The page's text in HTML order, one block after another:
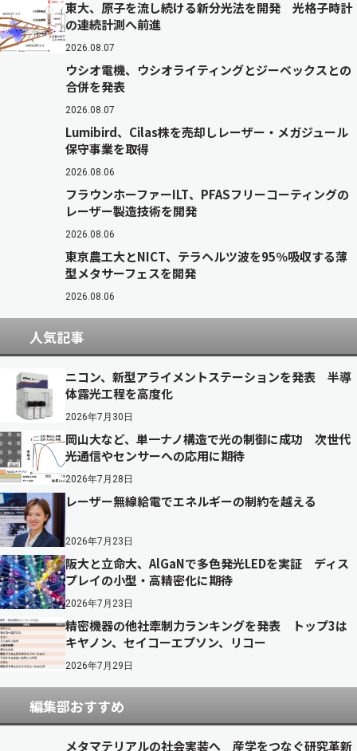
東大、原子を流し続ける新分光法を開発 光格子時計
の連続計測へ前進
2026.08.07
ウシオ電機、ウシオライティングとジーベックスとの
合併を発表
2026.08.07
Lumibird、Cilas株を売却しレーザー・メガジュール
保守事業を取得
2026.08.06
フラウンホーファーILT、PFASフリーコーティングの
レーザー製造技術を開発
2026.08.06
東京農工大とNICT、テラヘルツ波を95％吸収する薄
型メタサーフェスを開発
2026.08.06
人気記事
ニコン、新型アライメントステーションを発表 半導
体露光工程を高度化
2026年7月30日
岡山大など、単一ナノ構造で光の制御に成功 次世代
光通信やセンサーへの応用に期待
2026年7月28日
レーザー無線給電でエネルギーの制約を越える
2026年7月23日
阪大と立命大、AlGaNで多色発光LEDを実証 ディス
プレイの小型・高精密化に期待
2026年7月23日
精密機器の他社牽制力ランキングを発表 トップ3は
キヤノン、セイコーエプソン、リコー
2026年7月29日
編集部おすすめ
メタマテリアルの社会実装へ 産学をつなぐ研究革新